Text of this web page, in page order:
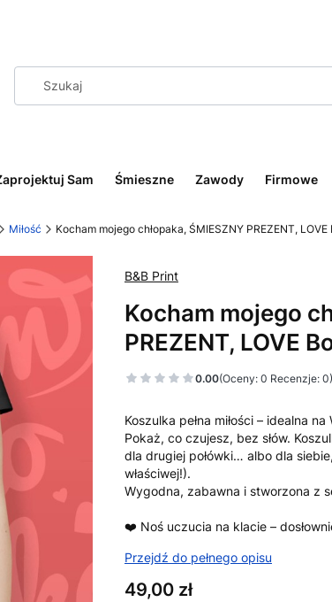
Sam Śmieszne Zawody Firmowe
Miłość Kocham mojego chłopaka, ŚMIESZNY PREZENT,
B&B Print
Kocham mojego
PREZENT, LOVE
0.00(Oceny: 0 Recenzje: 0)
Koszulka pełna miłości – idealna
Pokaż, co czujesz, bez słów.
dla drugiej połówki… albo dla
właściwej!).
Wygodna, zabawna i stworzona z
❤️ Noś uczucia na klacie –
Przejdź do pełnego opisu
Cena
49,00 zł